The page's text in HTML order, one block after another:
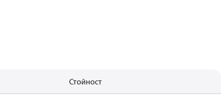
Стойност